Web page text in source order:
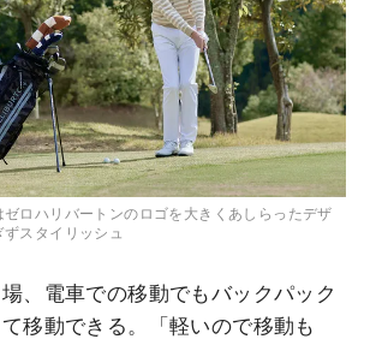
ロハリバートンのロゴを大きくあしらったデザ
スタイリッシュ
、電車での移動でもバックパック
移動できる。「軽いので移動も